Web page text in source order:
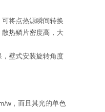
将点热源瞬间转换
热鳞片密度高，大
壁式安装旋转角度
w，而且其光的单色